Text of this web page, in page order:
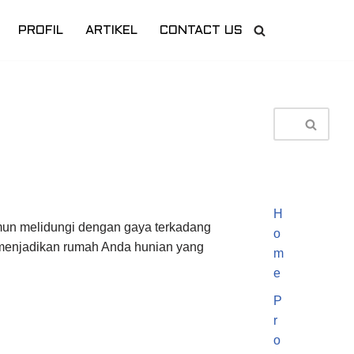
PROFIL ARTIKEL CONTACT US
melidungi dengan gaya terkadang
rumah Anda hunian yang
H
o
m
e
P
r
o